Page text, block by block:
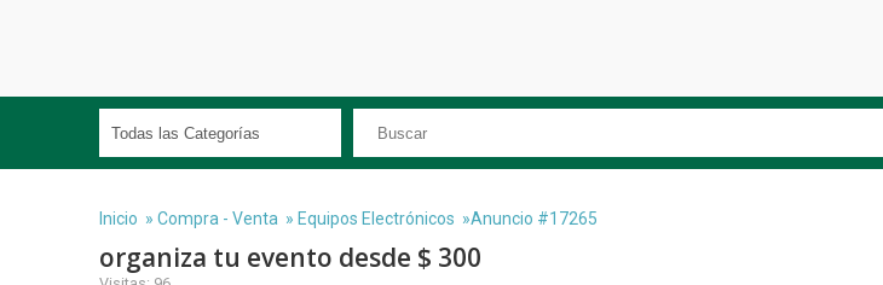
Inicio » Compra - Venta » Equipos Electrónicos »Anuncio #17265
organiza tu evento desde $ 300